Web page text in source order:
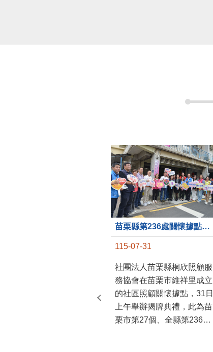
苗栗縣第236處關懷據點在苗栗市維祥里揭牌
115-07-31
社團法人苗栗縣桐欣照顧服
務協會在苗栗市維祥里成立
的社區照顧關懷據點，31日
上午舉辦揭牌典禮，此為苗
栗市第27個、全縣第236處